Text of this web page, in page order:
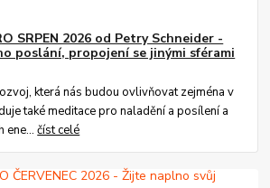
SRPEN 2026 od Petry Schneider -
poslání, propojení se jinými sférami
která nás budou ovlivňovat zejména v
také meditace pro naladění a posílení a
ene...číst celé